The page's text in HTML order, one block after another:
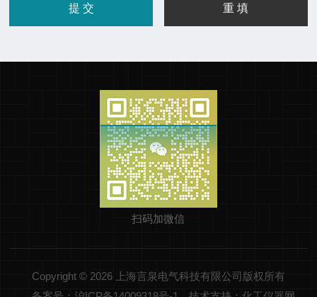
扫码加微信
Copyright © 2026 上海言泉电气科技有限公司版权所有